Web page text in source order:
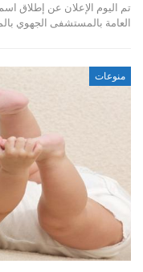
تم اليوم الإعلان عن إطلاق
العامة بالمستشفى الجهوي
منوعات